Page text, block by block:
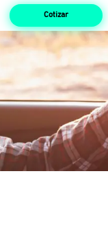
Cotizar